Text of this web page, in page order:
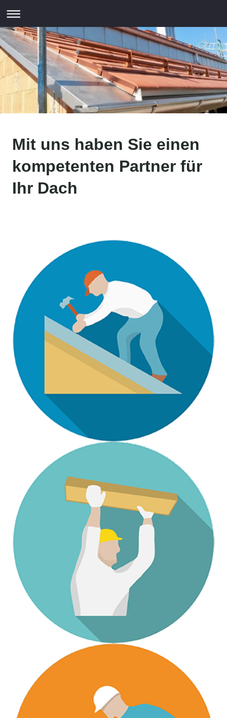
Mit uns haben Sie einen
kompetenten Partner für
Ihr Dach